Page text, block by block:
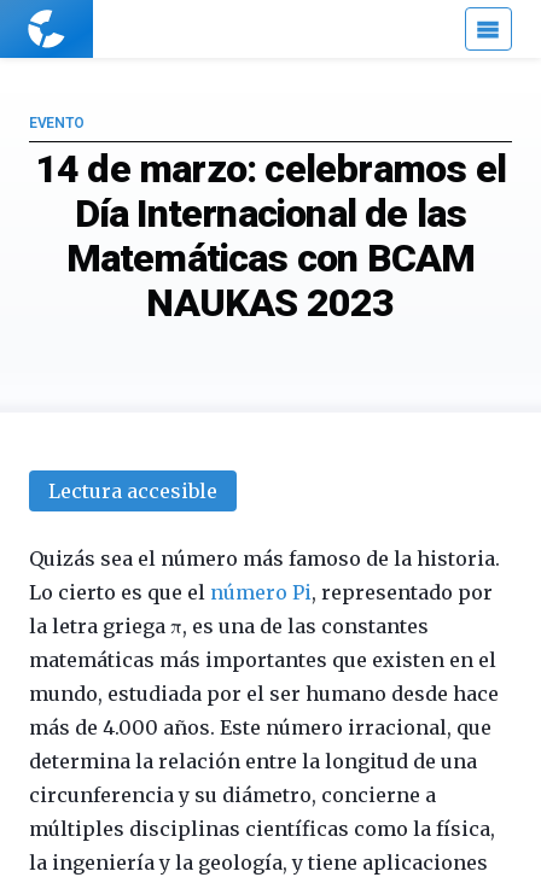
Cuaderno
14 de marzo: celebramos el
Día Internacional de las
Matemáticas con BCAM
NAUKAS 2023
EVENTO
Lectura accesible
Quizás sea el número más famoso de la historia.
Lo cierto es que el número Pi, representado por
la letra griega π, es una de las constantes
matemáticas más importantes que existen en el
mundo, estudiada por el ser humano desde hace
más de 4.000 años. Este número irracional, que
determina la relación entre la longitud de una
circunferencia y su diámetro, concierne a
múltiples disciplinas científicas como la física,
la ingeniería y la geología, y tiene aplicaciones